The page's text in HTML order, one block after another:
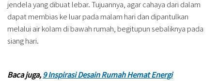
jendela yang dibuat lebar. Tujuannya, agar cahaya dari dalam
dapat membias ke luar pada malam hari dan dipantulkan
melalui air kolam di bawah rumah, begitupun sebaliknya pada
siang hari.
Baca juga,9 Inspirasi Desain Rumah Hemat Energi